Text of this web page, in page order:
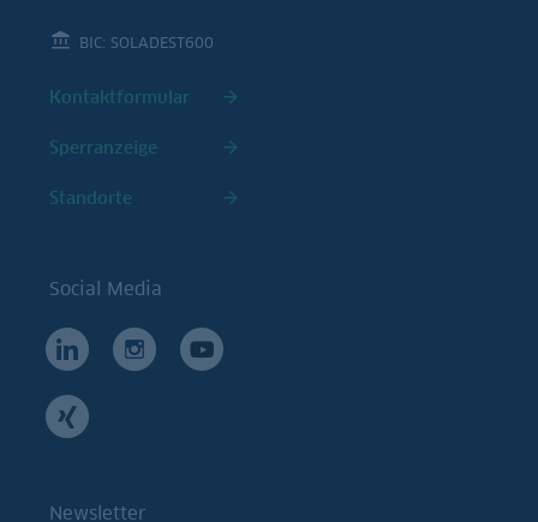
BIC: SOLADEST600
Kontaktformular
Sperranzeige
Standorte
Social Media
Newsletter